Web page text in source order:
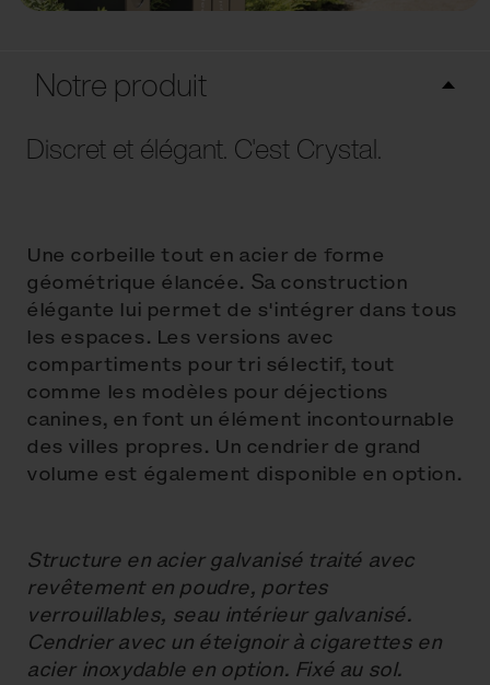
Notre produit
Discret et élégant. C'est Crystal.
Une corbeille tout en acier de forme
géométrique élancée. Sa construction
élégante lui permet de s'intégrer dans tous
les espaces. Les versions avec
compartiments pour tri sélectif, tout
comme les modèles pour déjections
canines, en font un élément incontournable
des villes propres. Un cendrier de grand
volume est également disponible en option.
Structure en acier galvanisé traité avec
revêtement en poudre, portes
verrouillables, seau intérieur galvanisé.
Cendrier avec un éteignoir à cigarettes en
acier inoxydable en option. Fixé au sol.